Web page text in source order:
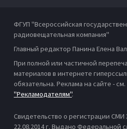
ФГУП "Всероссийская
радиовещательная компания"
Главный редактор Панина Елена
При полной или частичной
материалов в интернете
обязательна. Реклама на сайте -
"Рекламодателям".
Свидетельство о регистрации
22.08.2014 г. Выдано Федеральной